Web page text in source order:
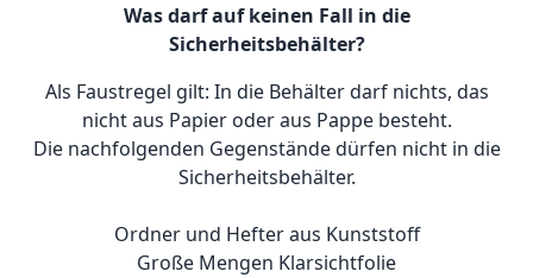
Was darf auf keinen Fall in die
Sicherheitsbehälter?
Als Faustregel gilt: In die Behälter darf nichts, das
nicht aus Papier oder aus Pappe besteht.
Die nachfolgenden Gegenstände dürfen nicht in die
Sicherheitsbehälter.
Ordner und Hefter aus Kunststoff
Große Mengen Klarsichtfolie